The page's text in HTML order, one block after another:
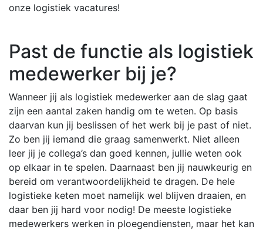
onze logistiek vacatures!
Past de functie als logistiek
medewerker bij je?
Wanneer jij als logistiek medewerker aan de slag gaat
zijn een aantal zaken handig om te weten. Op basis
daarvan kun jij beslissen of het werk bij je past of niet.
Zo ben jij iemand die graag samenwerkt. Niet alleen
leer jij je collega’s dan goed kennen, jullie weten ook
op elkaar in te spelen. Daarnaast ben jij nauwkeurig en
bereid om verantwoordelijkheid te dragen. De hele
logistieke keten moet namelijk wel blijven draaien, en
daar ben jij hard voor nodig! De meeste logistieke
medewerkers werken in ploegendiensten, maar het kan